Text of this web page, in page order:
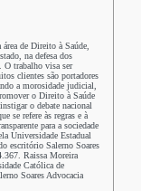
de Direito à Saúde,
na defesa dos
O trabalho visa ser
clientes são portadores
a morosidade judicial,
o Direito à Saúde
o debate nacional
se refere às regras e à
para a sociedade
Universidade Estadual
escritório Salerno Soares
Raissa Moreira
Católica de
Soares Advocacia